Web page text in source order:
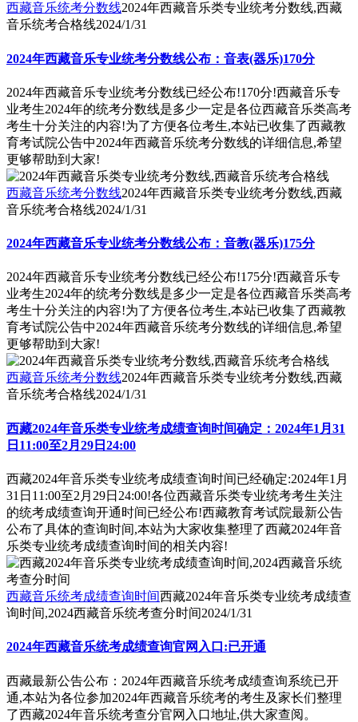
西藏音乐统考分数线2024年西藏音乐类专业统考分数线,西藏
音乐统考合格线2024/1/31
2024年西藏音乐专业统考分数线公布：音表(器乐)170分
2024年西藏音乐专业统考分数线已经公布!170分!西藏音乐专
业考生2024年的统考分数线是多少一定是各位西藏音乐类高考
考生十分关注的内容!为了方便各位考生,本站已收集了西藏教
育考试院公告中2024年西藏音乐统考分数线的详细信息,希望
更够帮助到大家!
西藏音乐统考分数线2024年西藏音乐类专业统考分数线,西藏
音乐统考合格线2024/1/31
2024年西藏音乐专业统考分数线公布：音教(器乐)175分
2024年西藏音乐专业统考分数线已经公布!175分!西藏音乐专
业考生2024年的统考分数线是多少一定是各位西藏音乐类高考
考生十分关注的内容!为了方便各位考生,本站已收集了西藏教
育考试院公告中2024年西藏音乐统考分数线的详细信息,希望
更够帮助到大家!
西藏音乐统考分数线2024年西藏音乐类专业统考分数线,西藏
音乐统考合格线2024/1/31
西藏2024年音乐类专业统考成绩查询时间确定：2024年1月31
日11:00至2月29日24:00
西藏2024年音乐类专业统考成绩查询时间已经确定:2024年1月
31日11:00至2月29日24:00!各位西藏音乐类专业统考考生关注
的统考成绩查询开通时间已经公布!西藏教育考试院最新公告
公布了具体的查询时间,本站为大家收集整理了西藏2024年音
乐类专业统考成绩查询时间的相关内容!
西藏音乐统考成绩查询时间西藏2024年音乐类专业统考成绩查
询时间,2024西藏音乐统考查分时间2024/1/31
2024年西藏音乐统考成绩查询官网入口:已开通
西藏最新公告公布：2024年西藏音乐统考成绩查询系统已开
通,本站为各位参加2024年西藏音乐统考的考生及家长们整理
了西藏2024年音乐统考查分官网入口地址,供大家查阅。